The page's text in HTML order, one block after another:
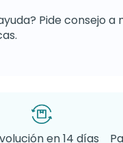
Pide consejo a
en 14 días